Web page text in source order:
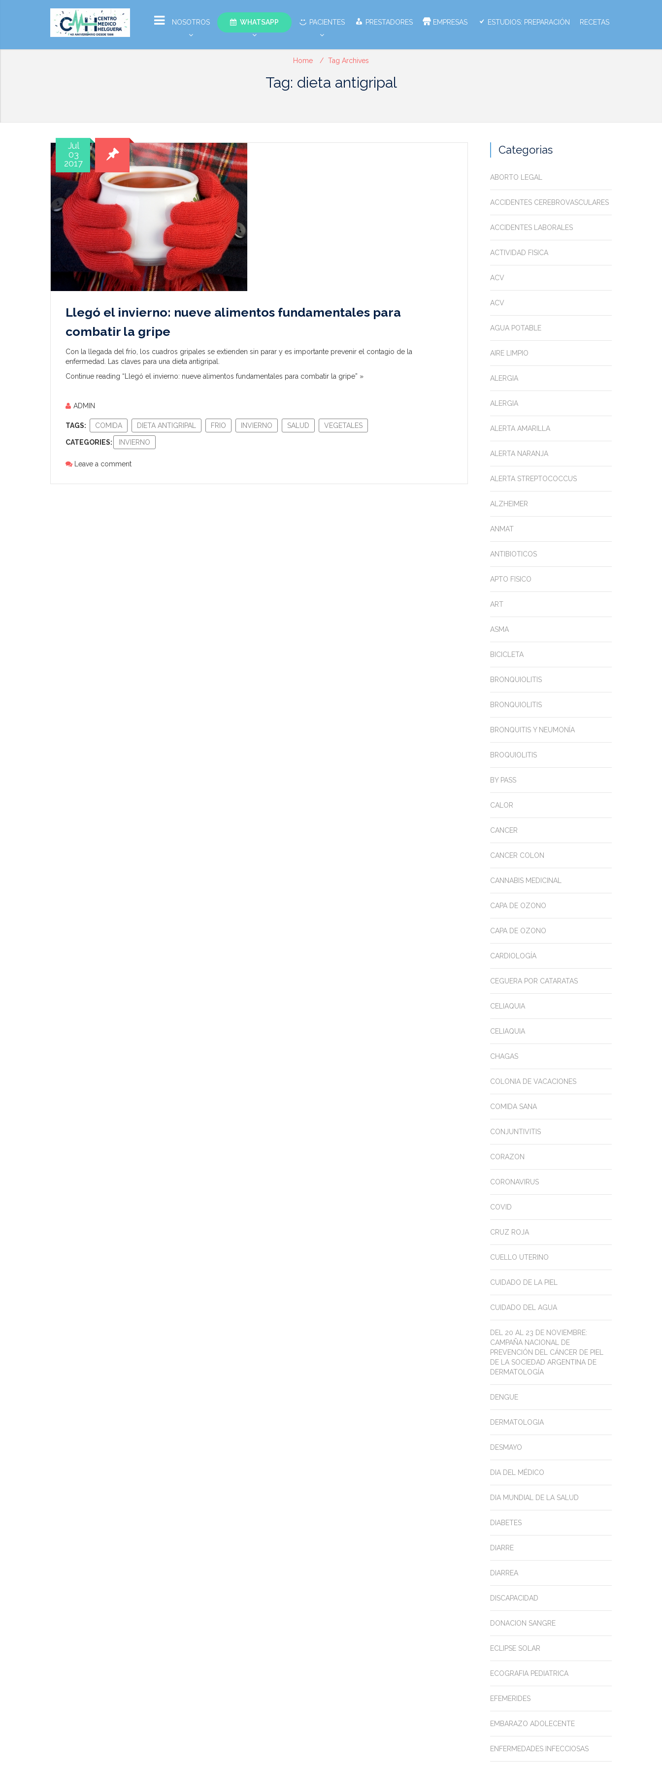
NOSOTROS WHATSAPP PACIENTES PRESTADORES EMPRESAS ESTUDIOS: PREPARACIÓN RECETAS
Home Tag Archives
Tag: dieta antigripal
Jul
03
2017
Llegó el invierno: nueve alimentos fundamentales para
combatir la gripe
Con la llegada del frío, los cuadros gripales se extienden sin parar y es importante prevenir el contagio de la
enfermedad. Las claves para una dieta antigripal.
Continue reading “Llegó el invierno: nueve alimentos fundamentales para combatir la gripe” »
ADMIN
TAGS: COMIDA DIETA ANTIGRIPAL FRIO INVIERNO SALUD VEGETALES
CATEGORIES: INVIERNO
Leave a comment
Categorias
ABORTO LEGAL
ACCIDENTES CEREBROVASCULARES
ACCIDENTES LABORALES
ACTIVIDAD FISICA
ACV
ACV
AGUA POTABLE
AIRE LIMPIO
ALERGIA
ALERGIA
ALERTA AMARILLA
ALERTA NARANJA
ALERTA STREPTOCOCCUS
ALZHEIMER
ANMAT
ANTIBIOTICOS
APTO FISICO
ART
ASMA
BICICLETA
BRONQUIOLITIS
BRONQUIOLITIS
BRONQUITIS Y NEUMONÍA
BROQUIOLITIS
BY PASS
CALOR
CANCER
CANCER COLON
CANNABIS MEDICINAL
CAPA DE OZONO
CAPA DE OZONO
CARDIOLOGÍA
CEGUERA POR CATARATAS
CELIAQUIA
CELIAQUIA
CHAGAS
COLONIA DE VACACIONES
COMIDA SANA
CONJUNTIVITIS
CORAZON
CORONAVIRUS
COVID
CRUZ ROJA
CUELLO UTERINO
CUIDADO DE LA PIEL
CUIDADO DEL AGUA
DEL 20 AL 23 DE NOVIEMBRE:
CAMPAÑA NACIONAL DE
PREVENCIÓN DEL CÁNCER DE PIEL
DE LA SOCIEDAD ARGENTINA DE
DERMATOLOGÍA
DENGUE
DERMATOLOGIA
DESMAYO
DIA DEL MÉDICO
DIA MUNDIAL DE LA SALUD
DIABETES
DIARRE
DIARREA
DISCAPACIDAD
DONACION SANGRE
ECLIPSE SOLAR
ECOGRAFIA PEDIATRICA
EFEMERIDES
EMBARAZO ADOLECENTE
ENFERMEDADES INFECCIOSAS